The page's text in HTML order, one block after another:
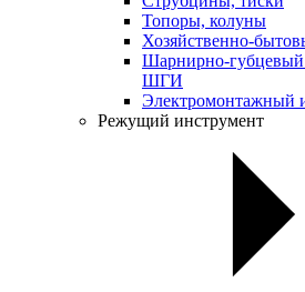
Топоры, колуны
Хозяйственно-
Шарнирно-губцевый
ШГИ
Электромонтажный
Режущий инструмент